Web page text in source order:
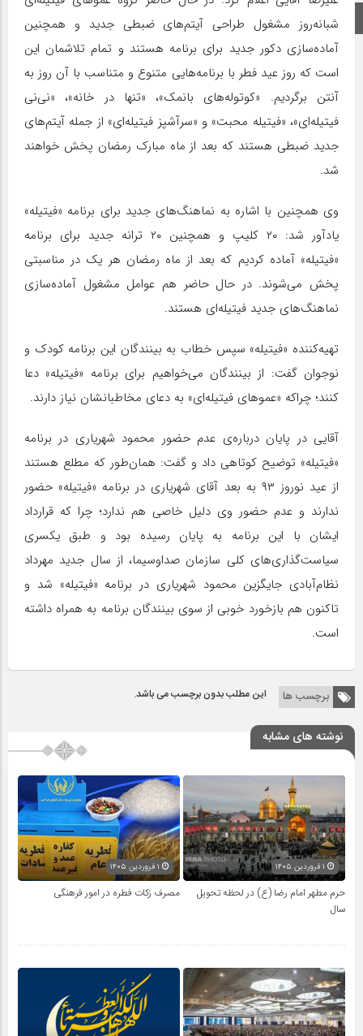
اینستاگرام
شبانه‌روز مشغول طراحی آیتم‌های ضبطی جدید و همچنین
آماده‌سازی دکور جدید برای برنامه هستند و تمام تلاشمان این
است که روز عید فطر با برنامه‌هایی متنوع و متناسب با آن روز به
آنتن برگردیم. «کوتوله‌های بانمک»، «تنها در خانه»، «نی‌نی
فیتیله‌ای»، «فیتیله محبت» و «سرآشپز فیتیله‌ای» از جمله آیتم‌های
جدید ضبطی هستند که بعد از ماه مبارک رمضان پخش خواهند
شد.
وی همچنین با اشاره به نماهنگ‌های جدید برای برنامه «فیتیله»
یادآور شد: ۲۰ کلیپ و همچنین ۲۰ ترانه جدید برای برنامه
«فیتیله» آماده کردیم که بعد از ماه رمضان هر یک در مناسبتی
پخش می‌شوند. در حال حاضر هم عوامل مشغول آماده‌سازی
نماهنگ‌های جدید فیتیله‌ای هستند.
تهیه‌کننده «فیتیله» سپس خطاب به بینندگان این برنامه کودک و
نوجوان گفت: از بینندگان می‌خواهیم برای برنامه «فیتیله» دعا
کنند؛ چراکه «عموهای فیتیله‌ای» به دعای مخاطبانشان نیاز دارند.
آقایی در پایان درباره‌ی عدم حضور محمود شهریاری در برنامه
«فیتیله» توضیح کوتاهی داد و گفت: همان‌طور که مطلع هستند
از عید نوروز ۹۳ به بعد آقای شهریاری در برنامه «فیتیله» حضور
ندارند و عدم حضور وی دلیل خاصی هم ندارد؛ چرا که قرارداد
ایشان با این برنامه به پایان رسیده بود و طبق یکسری
سیاست‌گذاری‌های کلی سازمان صداوسیما، از سال جدید مهرداد
نظام‌آبادی جایگزین محمود شهریاری در برنامه «فیتیله» شد و
تاکنون هم بازخورد خوبی از سوی بینندگان برنامه به همراه داشته
است.
برچسب ها این مطلب بدون برچسب می باشد.
نوشته های مشابه
حرم مطهر امام رضا (ع) در لحظه تحویل
سال
مصرف زکات فطره در امور فرهنگی